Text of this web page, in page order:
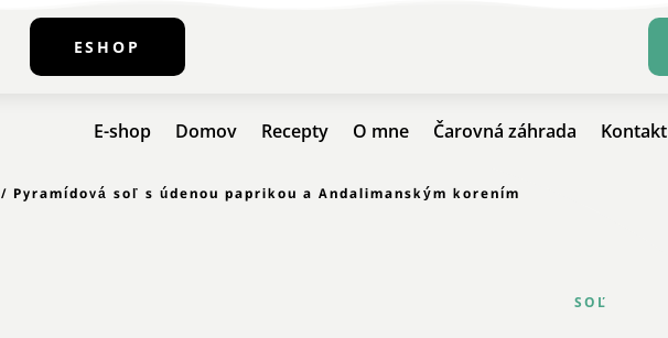
ESHOP
E-shop Domov Recepty O mne Čarovná záhrada Kontakt
/ Pyramídová soľ s údenou paprikou a Andalimanským korením
SOĽ